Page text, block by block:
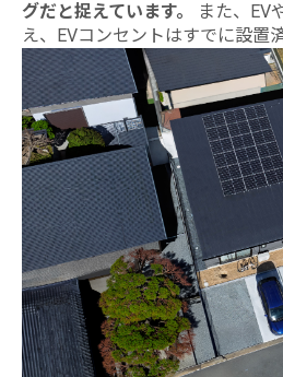
グだと捉えています。
また、EV
え、EVコンセントはすでに設置